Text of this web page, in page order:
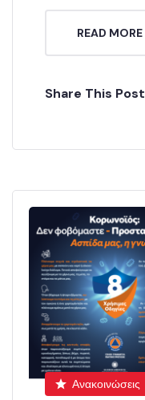
READ MORE
Share This Post
Ανακοινώσεις